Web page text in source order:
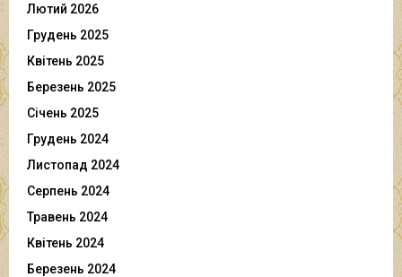
Лютий 2026
Грудень 2025
Квітень 2025
Березень 2025
Січень 2025
Грудень 2024
Листопад 2024
Серпень 2024
Травень 2024
Квітень 2024
Березень 2024